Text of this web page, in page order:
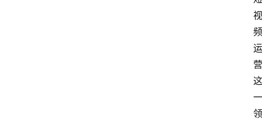
视
频
运
营
这
一
领